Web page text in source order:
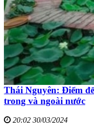
Thái Nguyên: Điểm
trong và ngoài nước
20:02 30/03/2024